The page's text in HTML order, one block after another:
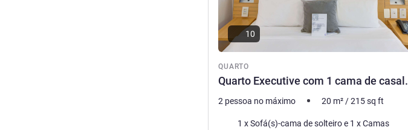
QUARTO
Quarto Executive com 1 cama de casal.
10
2 pessoa no máximo 20 m² /215sq ft
Cama1 x Sofá(s)-cama de solteiro e 1 x Camas